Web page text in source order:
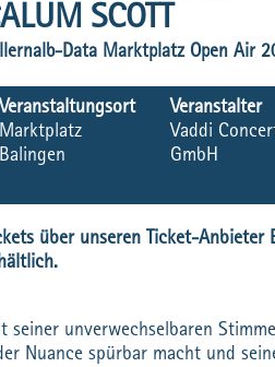
SCOTT
Data Marktplatz Open Air
Veranstaltungsort
Marktplatz
Balingen
Veranstalter
Vaddi
GmbH
über unseren Ticket-Anbieter
seiner unverwechselbaren
Nuance spürbar macht und